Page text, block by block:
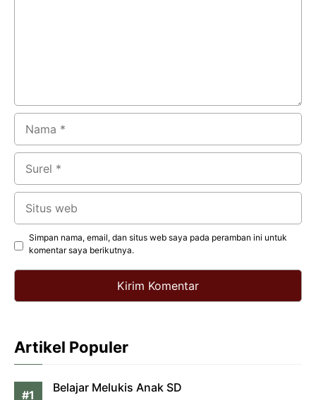
Nama
Surel
Situs
web
Simpan nama, email, dan situs web saya pada peramban ini untuk
komentar saya berikutnya.
Artikel Populer
Belajar Melukis Anak SD